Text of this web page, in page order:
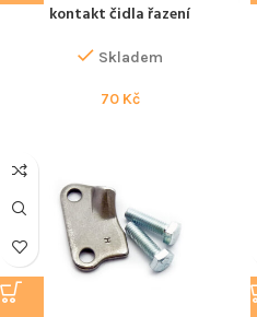
kontakt čidla řazení
Skladem
70 Kč